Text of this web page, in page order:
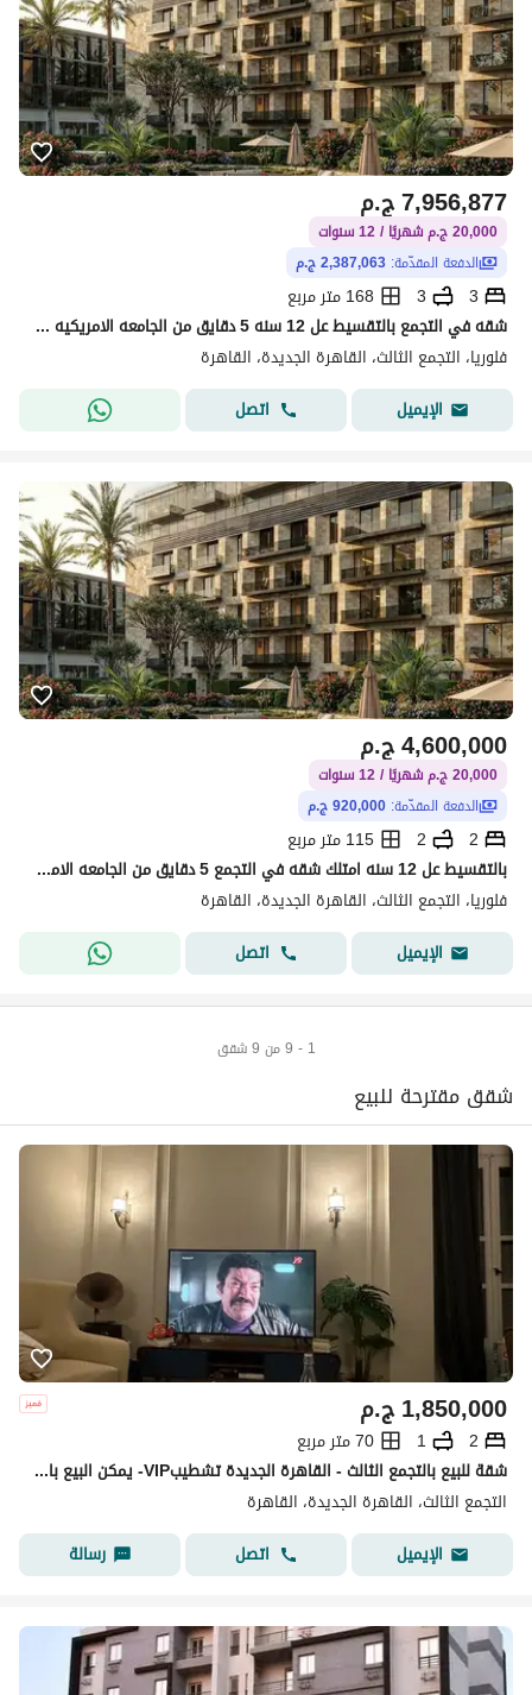
ج.م7,956,877
20,000 ج.م شهريًا / 12 سنوات
الدفعة المقدّمة: 2,387,063 ج.م
3
3
168 متر مربع
شقه في التجمع بالتقسيط عل 12 سنه 5 دقايق من الجامعه الامريكيه دقايق من هايد بارك والتسعين الجنوبي
فلوريا، التجمع الثالث، القاهرة الجديدة، القاهرة
الإيميل
اتصل
ج.م4,600,000
20,000 ج.م شهريًا / 12 سنوات
الدفعة المقدّمة: 920,000 ج.م
2
2
115 متر مربع
بالتقسيط عل 12 سنه امتلك شقه في التجمع 5 دقايق من الجامعه الامريكيه خلف سولانا إيست 3 دقايق من هايد بارك
فلوريا، التجمع الثالث، القاهرة الجديدة، القاهرة
الإيميل
اتصل
1 - 9 من 9 شقق
شقق مقترحة للبيع
ج.م1,850,000
2
1
70 متر مربع
شقة للبيع بالتجمع الثالث - القاهرة الجديدة تشطيبVIP- يمكن البيع بالفرش
التجمع الثالث، القاهرة الجديدة، القاهرة
الإيميل
اتصل رسالة